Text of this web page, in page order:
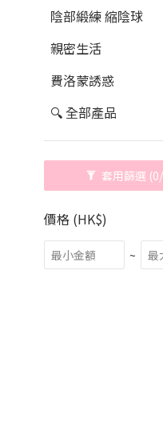
陰部緞練 縮陰球
親密生活
費洛蒙誘惑
🔍 全部產品
套用篩選
價格 (HK$)
~